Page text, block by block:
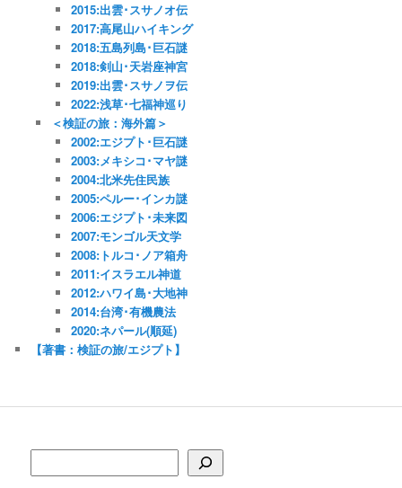
2015:出雲･スサノオ伝
2017:高尾山ハイキング
2018:五島列島･巨石謎
2018:剣山･天岩座神宮
2019:出雲･スサノヲ伝
2022:浅草･七福神巡り
＜検証の旅：海外篇＞
2002:エジプト･巨石謎
2003:メキシコ･マヤ謎
2004:北米先住民族
2005:ペルー･インカ謎
2006:エジプト･未来図
2007:モンゴル天文学
2008:トルコ･ノア箱舟
2011:イスラエル神道
2012:ハワイ島･大地神
2014:台湾･有機農法
2020:ネパール(順延)
【著書：検証の旅/エジプト】